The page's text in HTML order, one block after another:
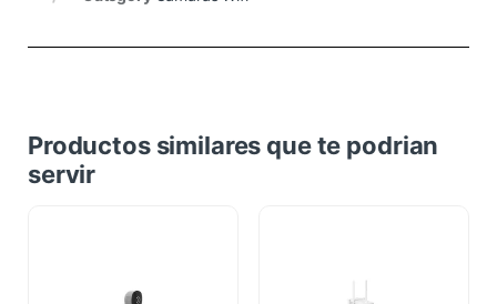
Productos similares que te podrian
servir